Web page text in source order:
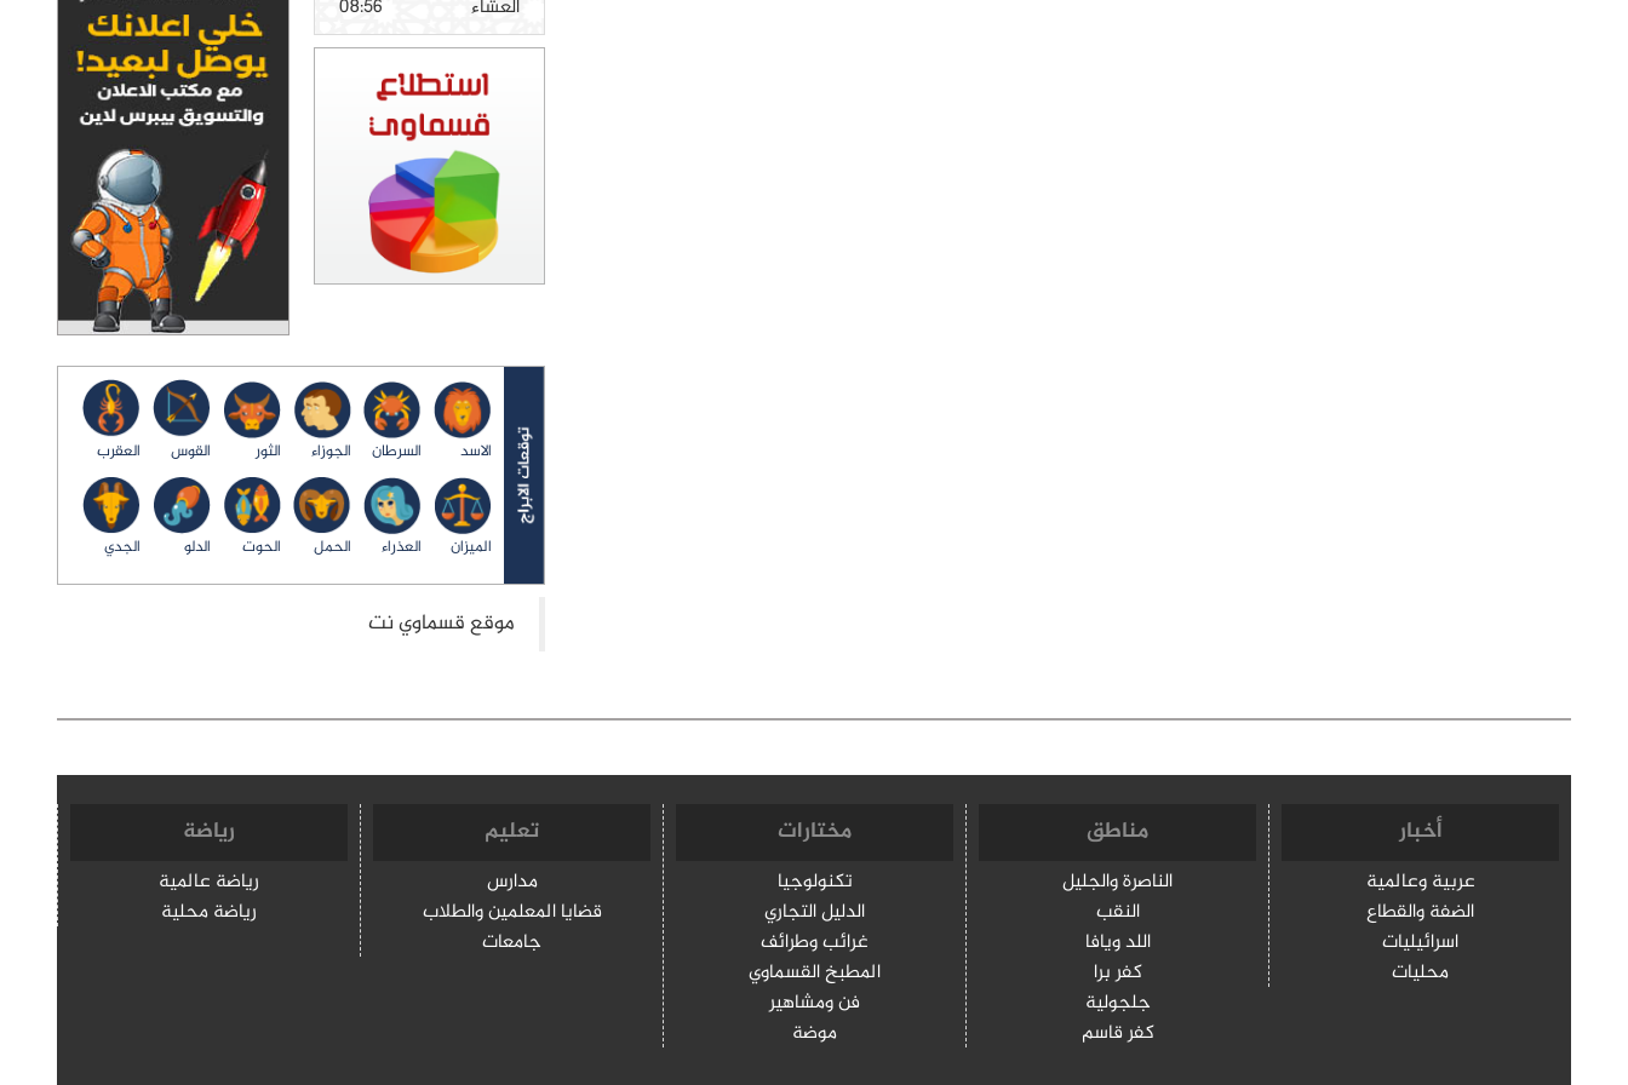
العشاء 08:56
الاسد السرطان الجوزاء الثور القوس العقرب
الميزان العذراء الحمل الحوت الدلو الجدي
أخبار
عربية وعالمية
الضفة والقطاع
اسرائيليات
محليات
مناطق
الناصرة والجليل
النقب
اللد ويافا
كفر برا
جلجولية
كفر قاسم
مختارات
تكنولوجيا
الدليل التجاري
غرائب وطرائف
المطبخ القسماوي
فن ومشاهير
موضة
تعليم
مدارس
قضايا المعلمين والطلاب
جامعات
رياضة
رياضة عالمية
رياضة محلية